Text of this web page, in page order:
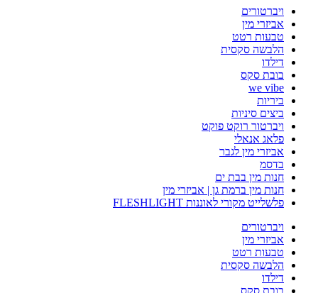
ויברטורים
אביזרי מין
טבעות רטט
הלבשה סקסית
דילדו
בובת סקס
we vibe
ביריות
ביצים סיניות
ויברטור רוקט פוקט
פלאג אנאלי
אביזרי מין לגבר
בדסמ
חנות מין בבת ים
חנות מין ברמת גן | אביזרי מין
פלשלייט מקורי לאוננות FLESHLIGHT
ויברטורים
אביזרי מין
טבעות רטט
הלבשה סקסית
דילדו